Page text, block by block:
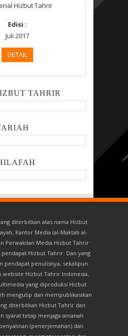
Hizbut Tahrir
Edisi :
Juli 2017
DETAIL
TAHRIR
diterbitkan atas nama Hizbut
Kantor Media (al-Maktab al-
Perwakilan Media Hizbut Tahrir
Hizbut Tahrir. Dan yang
pendapat penulisnya, sekalipun
website Hizbut Tahrir Indonesia,
yang diproduksi Hizbut
mengutip dan mempublikasikan
diterbitkan Hizbut Tahrir dan
syarat tetap menjaga amanah
(penerjemahan) dan